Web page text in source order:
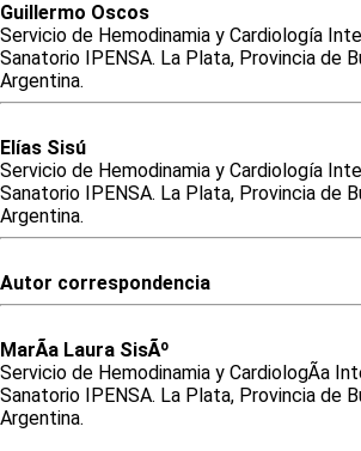
Guillermo Oscos
Servicio de Hemodinamia y Cardiología
Sanatorio IPENSA. La Plata, Provincia de
Argentina.
Elías Sisú
Servicio de Hemodinamia y Cardiología
Sanatorio IPENSA. La Plata, Provincia de
Argentina.
Autor correspondencia
MarÃ­a Laura SisÃº
Servicio de Hemodinamia y CardiologÃ­a
Sanatorio IPENSA. La Plata, Provincia de
Argentina.